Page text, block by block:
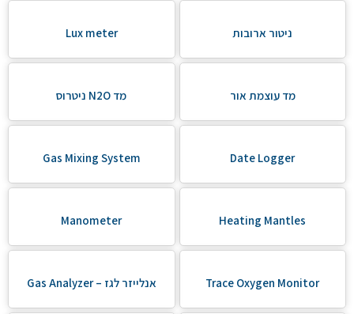
ניטור ארובות Lux meter
מד עוצמת אור מד N2O ניטרוס
Date Logger
Gas Mixing System
Heating Mantles
Manometer
Trace Oxygen Monitor אנלייזר לגז – Gas Analyzer